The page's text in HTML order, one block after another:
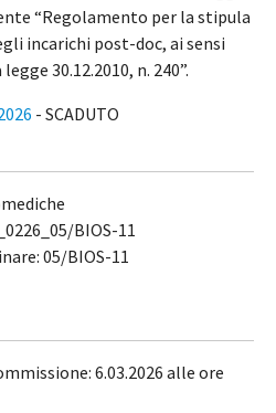
“Regolamento per la stipula
incarichi post-doc, ai sensi
30.12.2010, n. 240”.
- SCADUTO
BIOS-11
05/BIOS-11
6.03.2026 alle ore